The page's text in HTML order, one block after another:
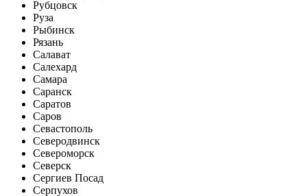
Рубцовск
Руза
Рыбинск
Рязань
Салават
Салехард
Самара
Саранск
Саратов
Саров
Севастополь
Северодвинск
Североморск
Северск
Сергиев Посад
Серпухов